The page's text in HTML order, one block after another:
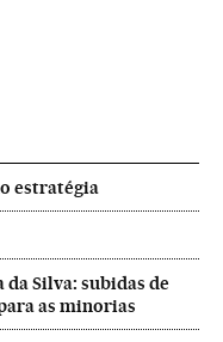
estratégia
Silva: subidas de
as minorias